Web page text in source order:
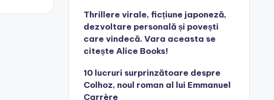
Thrillere virale, ficțiune japoneză,
dezvoltare personală și povești
care vindecă. Vara aceasta se
citește Alice Books!
10 lucruri surprinzătoare despre
Colhoz, noul roman al lui Emmanuel
Carrère